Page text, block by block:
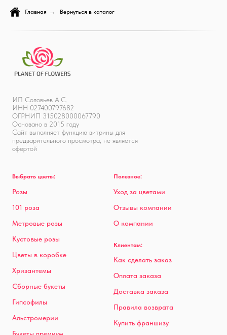
Главная → Вернуться в каталог
ИП Соловьев А.С.
ИНН 027400797682
ОГРНИП 315028000067790
Основано в 2015 году
Сайт выполняет функцию витрины для
предварительного просмотра, не является
офертой
Выбрать цветы:
Розы
101 роза
Метровые розы
Кустовые розы
Цветы в коробке
Хризантемы
Сборные букеты
Гипсофилы
Альстромерии
Полезное:
Уход за цветами
Отзывы компании
О компании
Клиентам:
Как сделать заказ
Оплата заказа
Доставка заказа
Правила возврата
Купить франшизу